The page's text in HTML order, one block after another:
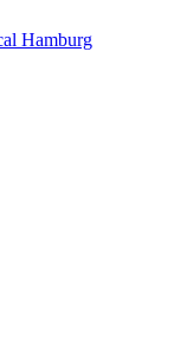
Hamburg